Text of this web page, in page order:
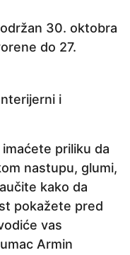
30. oktobra
do 27.
i
priliku da
nastupu, glumi,
kako da
pokažete pred
vas
Armin